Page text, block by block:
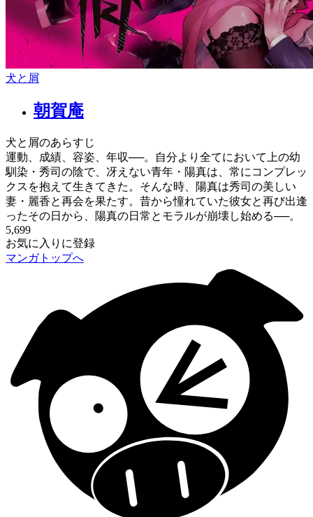
犬と屑
朝賀庵
犬と屑のあらすじ
運動、成績、容姿、年収──。自分より全てにおいて上の幼
馴染・秀司の陰で、冴えない青年・陽真は、常にコンプレッ
クスを抱えて生きてきた。そんな時、陽真は秀司の美しい
妻・麗香と再会を果たす。昔から憧れていた彼女と再び出逢
ったその日から、陽真の日常とモラルが崩壊し始める──。
5,699
お気に入りに登録
マンガトップへ